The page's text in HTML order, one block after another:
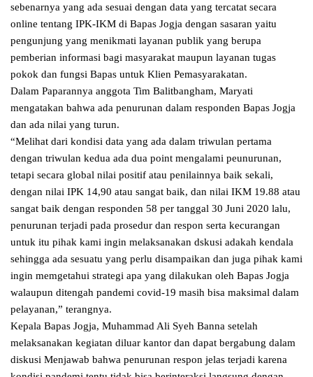
sebenarnya yang ada sesuai dengan data yang tercatat secara
online tentang IPK-IKM di Bapas Jogja dengan sasaran yaitu
pengunjung yang menikmati layanan publik yang berupa
pemberian informasi bagi masyarakat maupun layanan tugas
pokok dan fungsi Bapas untuk Klien Pemasyarakatan.
Dalam Paparannya anggota Tim Balitbangham, Maryati
mengatakan bahwa ada penurunan dalam responden Bapas Jogja
dan ada nilai yang turun.
“Melihat dari kondisi data yang ada dalam triwulan pertama
dengan triwulan kedua ada dua point mengalami peunurunan,
tetapi secara global nilai positif atau penilainnya baik sekali,
dengan nilai IPK 14,90 atau sangat baik, dan nilai IKM 19.88 atau
sangat baik dengan responden 58 per tanggal 30 Juni 2020 lalu,
penurunan terjadi pada prosedur dan respon serta kecurangan
untuk itu pihak kami ingin melaksanakan dskusi adakah kendala
sehingga ada sesuatu yang perlu disampaikan dan juga pihak kami
ingin memgetahui strategi apa yang dilakukan oleh Bapas Jogja
walaupun ditengah pandemi covid-19 masih bisa maksimal dalam
pelayanan,” terangnya.
Kepala Bapas Jogja, Muhammad Ali Syeh Banna setelah
melaksanakan kegiatan diluar kantor dan dapat bergabung dalam
diskusi Menjawab bahwa penurunan respon jelas terjadi karena